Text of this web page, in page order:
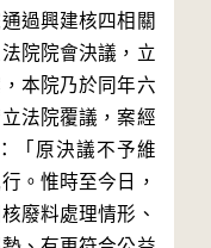
過興建核四相關
院院會決議，立
本院乃於同年六
法院覆議，案經
「原決議不予維
。惟時至今日，
廢料處理情形、